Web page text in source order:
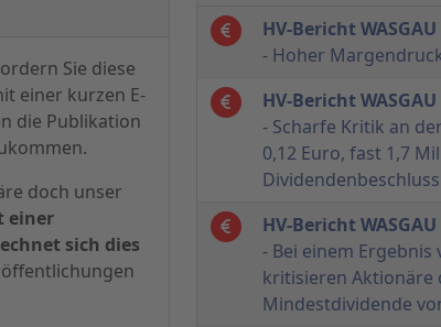
Sie diese
einer kurzen E-
die Publikation
doch unser
einer
sich dies
HV-Bericht
- Hoher
HV-Bericht
- Scharfe Kritik an
0,12 Euro, fast 1,7
Dividendenbeschluss
HV-Bericht
- Bei einem Ergebnis
kritisieren Aktionäre
Mindestdividende